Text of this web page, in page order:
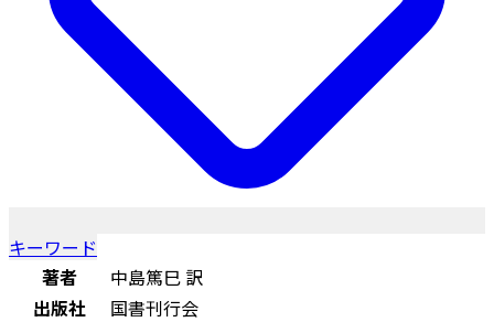
キーワード
著者
中島篤巳 訳
出版社
国書刊行会